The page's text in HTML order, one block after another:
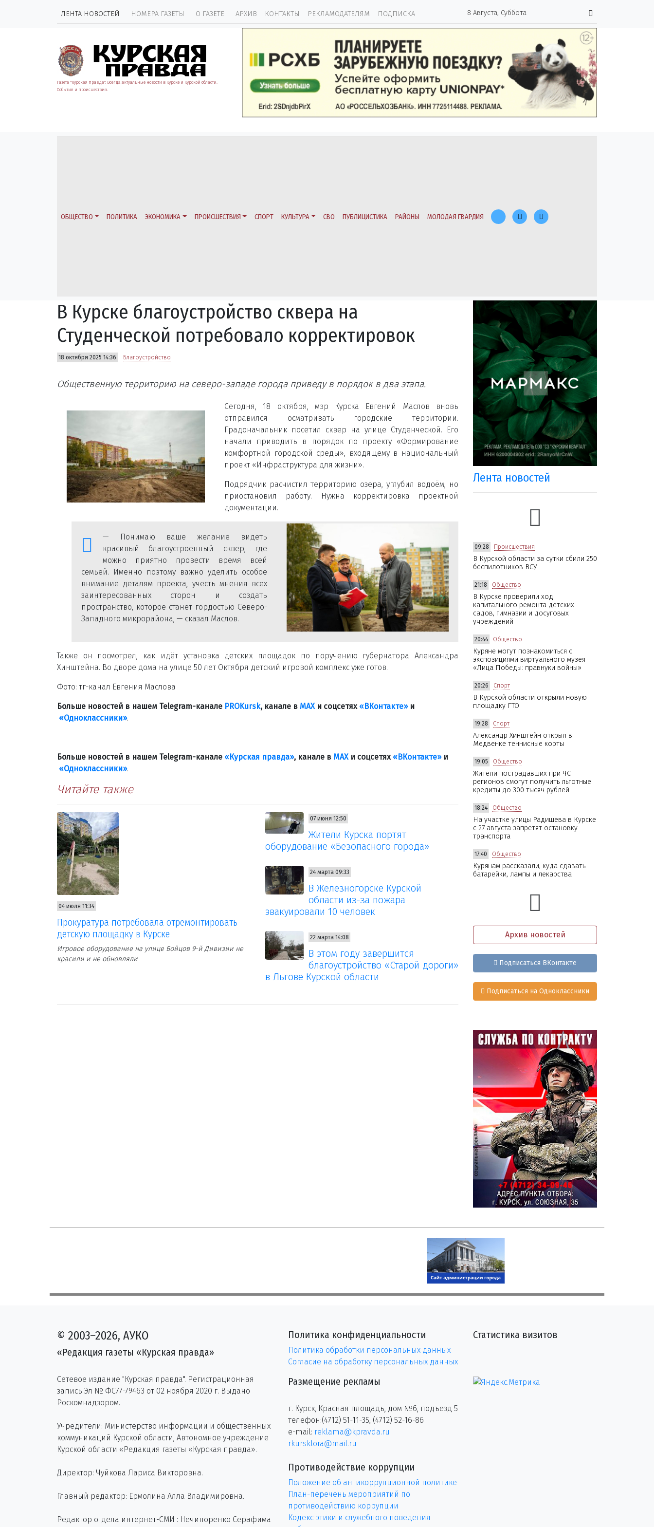
ЛЕНТА НОВОСТЕЙ НОМЕРА ГАЗЕТЫ О ГАЗЕТЕ АРХИВ КОНТАКТЫ РЕКЛАМОДАТЕЛЯМ ПОДПИСКА 8 Августа, Суббота
Газета "Курская правда". Всегда актуальные новости в Курске и Курской области.
События и происшествия.
ОБЩЕСТВО ПОЛИТИКА ЭКОНОМИКА ПРОИСШЕСТВИЯ СПОРТ КУЛЬТУРА СВО ПУБЛИЦИСТИКА РАЙОНЫ МОЛОДАЯ ГВАРДИЯ
В Курске благоустройство сквера на
Студенческой потребовало корректировок
18 октября 2025 14:36 Благоустройство
Общественную территорию на северо-западе города приведу в порядок в два этапа.
Сегодня, 18 октября, мэр Курска Евгений Маслов вновь
отправился осматривать городские территории.
Градоначальник посетил сквер на улице Студенческой. Его
начали приводить в порядок по проекту «Формирование
комфортной городской среды», входящему в национальный
проект «Инфраструктура для жизни».
Подрядчик расчистил территорию озера, углубил водоём, но
приостановил работу. Нужна корректировка проектной
документации.
— Понимаю ваше желание видеть
красивый благоустроенный сквер, где
можно приятно провести время всей
семьей. Именно поэтому важно уделить особое
внимание деталям проекта, учесть мнения всех
заинтересованных сторон и создать
пространство, которое станет гордостью Северо-
Западного микрорайона, — сказал Маслов.
Также он посмотрел, как идёт установка детских площадок по поручению губернатора Александра
Хинштейна. Во дворе дома на улице 50 лет Октября детский игровой комплекс уже готов.
Фото: тг-канал Евгения Маслова
Больше новостей в нашем Telegram-канале PROKursk, канале в МАХ и соцсетях «ВКонтакте»и
«Одноклассники».
Больше новостей в нашем Telegram-канале «Курская правда», канале в МАХ и соцсетях «ВКонтакте»и
«Одноклассники».
Читайте также
04 июля 11:34
Прокуратура потребовала отремонтировать
детскую площадку в Курске
Игровое оборудование на улице Бойцов 9-й Дивизии не
красили и не обновляли
07 июня 12:50
Жители Курска портят
оборудование «Безопасного города»
24 марта 09:33
В Железногорске Курской
области из-за пожара
эвакуировали 10 человек
22 марта 14:08
В этом году завершится
благоустройство «Старой дороги»
в Льгове Курской области
Лента новостей
09:28 Происшествия
В Курской области за сутки сбили 250
беспилотников ВСУ
21:18 Общество
В Курске проверили ход
капитального ремонта детских
садов, гимназии и досуговых
учреждений
20:44 Общество
Куряне могут познакомиться с
экспозициями виртуального музея
«Лица Победы: правнуки войны»
20:26 Спорт
В Курской области открыли новую
площадку ГТО
19:28 Спорт
Александр Хинштейн открыл в
Медвенке теннисные корты
19:05 Общество
Жители пострадавших при ЧС
регионов смогут получить льготные
кредиты до 300 тысяч рублей
18:24 Общество
На участке улицы Радищева в Курске
с 27 августа запретят остановку
транспорта
17:40 Общество
Курянам рассказали, куда сдавать
батарейки, лампы и лекарства
Архив новостей
Подписаться ВКонтакте
Подписаться на Одноклассники
© 2003–2026, АУКО
«Редакция газеты «Курская правда»
Сетевое издание "Курская правда". Регистрационная
запись Эл № ФС77-79463 от 02 ноября 2020 г. Выдано
Роскомнадзором.
Учредители: Министерство информации и общественных
коммуникаций Курской области, Автономное учреждение
Курской области «Редакция газеты «Курская правда».
Директор: Чуйкова Лариса Викторовна.
Главный редактор: Ермолина Алла Владимировна.
Редактор отдела интернет-СМИ : Нечипоренко Серафима
Политика конфиденциальности
Политика обработки персональных данных
Согласие на обработку персональных данных
Размещение рекламы
г. Курск, Красная площадь, дом №6, подъезд 5
телефон:(4712) 51-11-35, (4712) 52-16-86
e-mail: reklama@kpravda.ru
rkursklora@mail.ru
Противодействие коррупции
Положение об антикоррупционной политике
План-перечень мероприятий по
противодействию коррупции
Кодекс этики и служебного поведения
Статистика визитов